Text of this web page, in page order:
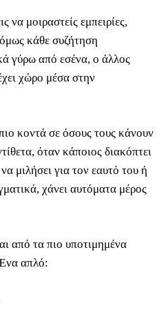
να μοιραστείς εμπειρίες,
κάθε συζήτηση
γύρω από εσένα, ο άλλος
χώρο μέσα στην
κοντά σε όσους τους κάνουν
όταν κάποιος διακόπτει
μιλήσει για τον εαυτό του ή
χάνει αυτόματα μέρος
από τα πιο υποτιμημένα
Ένα απλό: